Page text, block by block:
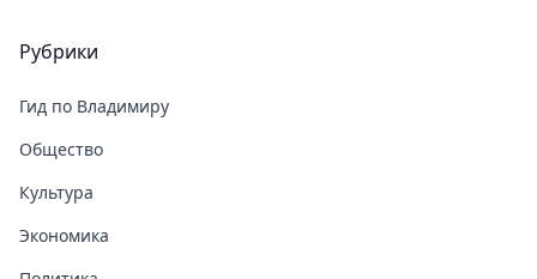
Рубрики
Гид по Владимиру
Общество
Культура
Экономика